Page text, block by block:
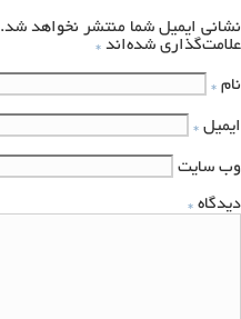
نشانی ایمیل شما منتشر نخواهد شد.
علامت‌گذاری شده‌اند *
نام *
ایمیل *
وب‌ سایت
دیدگاه *